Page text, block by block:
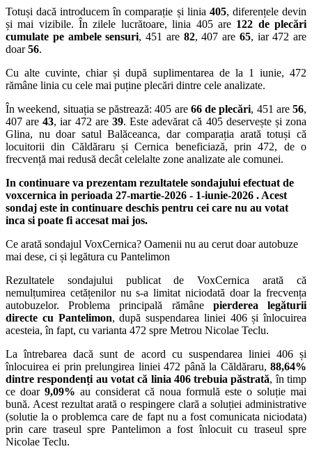
Totuși dacă introducem în comparație și linia 405, diferențele devin
și mai vizibile. În zilele lucrătoare, linia 405 are 122 de plecări
cumulate pe ambele sensuri, 451 are 82, 407 are 65, iar 472 are
doar56.
Cu alte cuvinte, chiar și după suplimentarea de la 1 iunie, 472
rămâne linia cu cele mai puține plecări dintre cele analizate.
În weekend, situația se păstrează: 405 are 66 de plecări, 451 are 56,
407 are43, iar 472 are 39. Este adevărat că 405 deservește și zona
Glina, nu doar satul Balăceanca, dar comparația arată totuși că
locuitorii din Căldăraru și Cernica beneficiază, prin 472, de o
frecvență mai redusă decât celelalte zone analizate ale comunei.
In continuare va prezentam rezultatele sondajului efectuat de
voxcernica in perioada 27-martie-2026 - 1-iunie-2026 . Acest
sondaj este in continuare deschis pentru cei care nu au votat
inca si poate fi accesat mai jos.
Ce arată sondajul VoxCernica? Oamenii nu au cerut doar autobuze
mai dese, ci și legătura cu Pantelimon
Rezultatele sondajului publicat de VoxCernica arată că
nemulțumirea cetățenilor nu s-a limitat niciodată doar la frecvența
autobuzelor. Problema principală rămâne pierderea legăturii
directe cu Pantelimon, după suspendarea liniei 406 și înlocuirea
acesteia, în fapt, cu varianta 472 spre Metrou Nicolae Teclu.
La întrebarea dacă sunt de acord cu suspendarea liniei 406 și
înlocuirea ei prin prelungirea liniei 472 până la Căldăraru, 88,64%
dintre respondenți au votat că linia 406 trebuia păstrată, în timp
ce doar 9,09% au considerat că noua formulă este o soluție mai
bună. Acest rezultat arată o respingere clară a soluției administrative
(solutie la o problemca care de fapt nu a fost comunicata niciodata)
prin care traseul spre Pantelimon a fost înlocuit cu traseul spre
Nicolae Teclu.